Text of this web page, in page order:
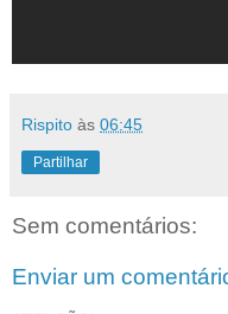
Rispito às 06:45
Partilhar
Sem comentários:
Enviar um